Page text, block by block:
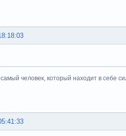
самый человек, который находит в себе